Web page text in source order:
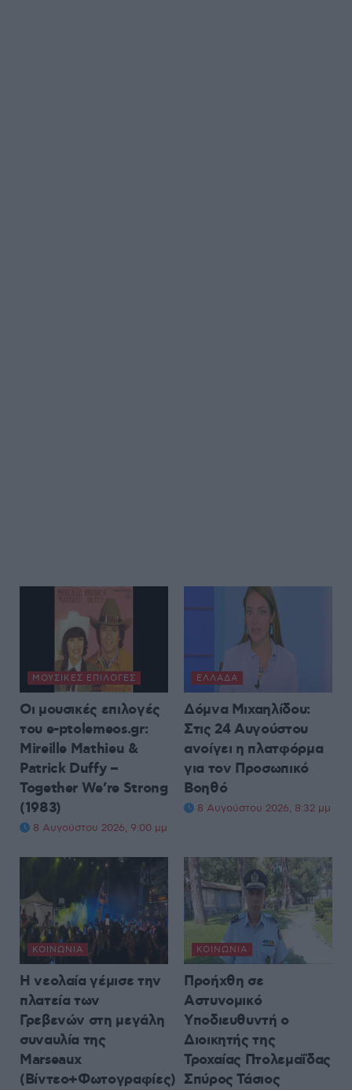
ΜΟΥΣΙΚΈΣ ΕΠΙΛΟΓΈΣ
Οι μουσικές επιλογές
του e-ptolemeos.gr:
Mireille Mathieu &
Patrick Duffy –
Together We’re Strong
(1983)
8 Αυγούστου 2026, 9:00 μμ
ΕΛΛΆΔΑ
Δόμνα Μιχαηλίδου:
Στις 24 Αυγούστου
ανοίγει η πλατφόρμα
για τον Προσωπικό
Βοηθό
8 Αυγούστου 2026, 8:32 μμ
ΚΟΙΝΩΝΊΑ
Η νεολαία γέμισε την
πλατεία των
Γρεβενών στη μεγάλη
συναυλία της
Marseaux
(Βίντεο+Φωτογραφίες)
ΚΟΙΝΩΝΊΑ
Προήχθη σε
Αστυνομικό
Υποδιευθυντή ο
Διοικητής της
Τροχαίας Πτολεμαΐδας
Σπύρος Τάσιος